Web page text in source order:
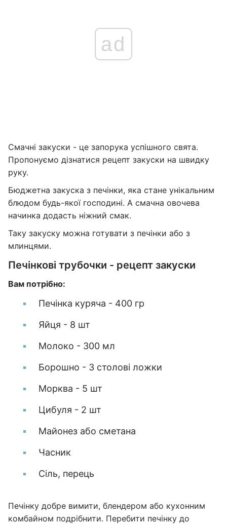
ad
Смачні закуски - це запорука успішного свята.
Пропонуємо дізнатися рецепт закуски на швидку
руку.
Бюджетна закуска з печінки, яка стане унікальним
блюдом будь-якої господині. А смачна овочева
начинка додасть ніжний смак.
Таку закуску можна готувати з печінки або з
млинцями.
Печінкові трубочки - рецепт закуски
Вам потрібно:
Печінка куряча - 400 гр
Яйця - 8 шт
Молоко - 300 мл
Борошно - 3 столові ложки
Морква - 5 шт
Цибуля - 2 шт
Майонез або сметана
Часник
Сіль, перець
Печінку добре вимити, блендером або кухонним
комбайном подрібнити. Перебити печінку до